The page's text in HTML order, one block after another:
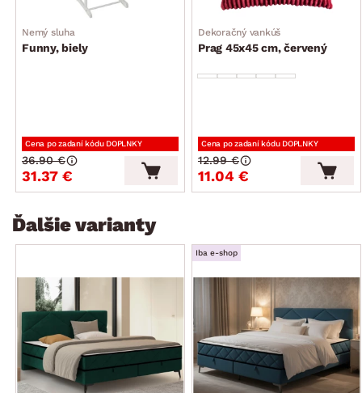
2 x matrac typ Fresche – voľne uložený (2 x matrac
s rozmerom 90×200 cm, spojený v 1 poťahu, obojstranný –
mäkšia/tuhšia strana, kvalitné jadro: komfortné taštičkové
odvod tepla, stupeň tuhosti – 2 nižšie stredné/3 stredné
(stupnica tuhosti: 1 mäkká – 5 tuhá), výška v poťahu cca
21 cm, odporúčaná nosnosť matraca snímateľný na zips,
moderná povrchová úprava ložnej plochy – lepšie odoláva
budúcna kedykoľvek meniť podľa vlastných potrieb)
výška lôžka: cca 57 cm
2 x úložný priestor (kovový otvárací mechanizmus, plynové
piesty, prístup z prednej strany postele)
nohy: moderný dizajn, matne čierne, výška 12 cm
moderný zaujímavý dizajn
stabilná konštrukcia
kvalitné spracovanie
bez vyobrazenej deky, vankúšov a lôžkovín
Nemý sluha
Funny, biely
Cena po zadaní kódu DOPLNKY
31.37 €
36.90 €
Dekoračný vankúš
Prag 45x45 cm, červený
Cena po zadaní kódu DOPLNKY
11.04 €
12.99 €
Ďalšie varianty
Iba e-shop